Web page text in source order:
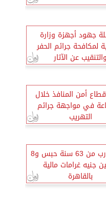
جهود أجهزة وزارة
لمكافحة جرائم الحفر
والتنقيب عن الآثار
أمن المنافذ خلال
في مواجهة جرائم
التهريب
ضبط هارب من 63 سنة حبس و8
جنيه غرامات مالية
بالقاهرة